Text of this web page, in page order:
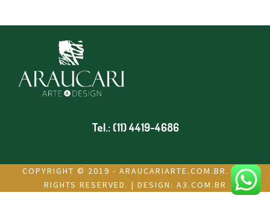
Tel.: (11) 4419-4686
COPYRIGHT © 2019 - ARAUCARIARTE.COM.BR. ALL
RIGHTS RESERVED. | DESIGN: A3.COM.BR